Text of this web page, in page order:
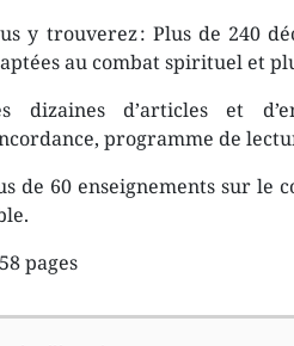
y trouverez : Plus de 240
au combat spirituel et
dizaines d’articles et
programme de
de 60 enseignements sur le
pages